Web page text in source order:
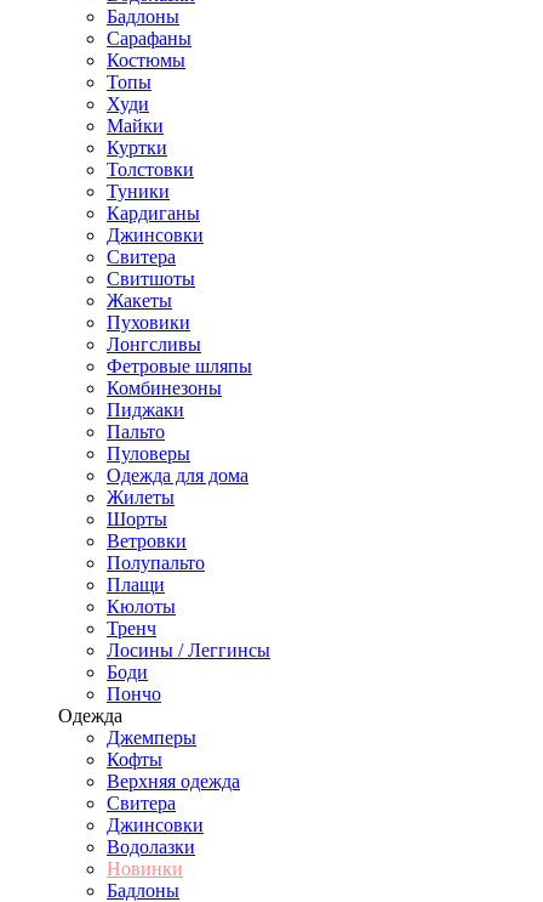
Бадлоны
Сарафаны
Костюмы
Топы
Худи
Майки
Куртки
Толстовки
Туники
Кардиганы
Джинсовки
Свитера
Свитшоты
Жакеты
Пуховики
Лонгсливы
Фетровые шляпы
Комбинезоны
Пиджаки
Пальто
Пуловеры
Одежда для дома
Жилеты
Шорты
Ветровки
Полупальто
Плащи
Кюлоты
Тренч
Лосины / Леггинсы
Боди
Пончо
Одежда
Джемперы
Кофты
Верхняя одежда
Свитера
Джинсовки
Водолазки
Новинки
Бадлоны